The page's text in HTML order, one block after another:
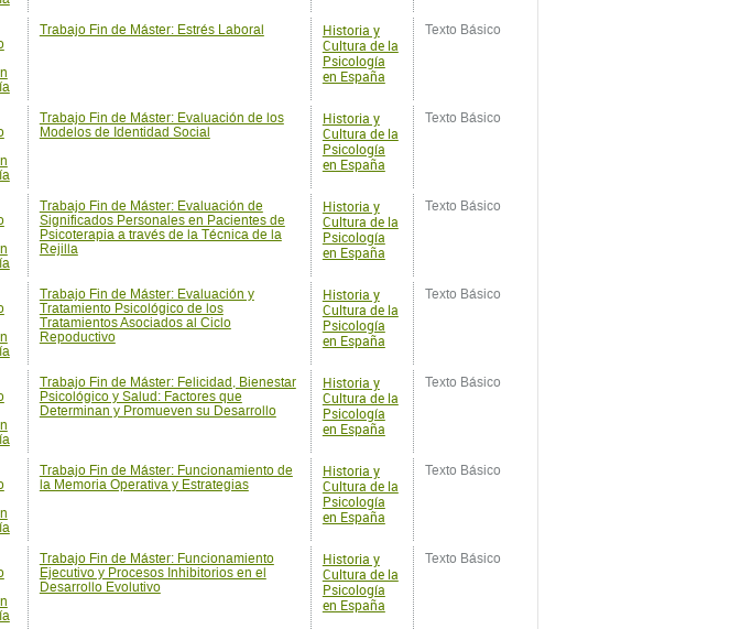
Trabajo Fin de Máster: Evaluación de los
Modelos de Identidad Social
Cultura de la
Psicología
en España
Texto Básico
Trabajo Fin de Máster: Evaluación de
Significados Personales en Pacientes de
Psicoterapia a través de la Técnica de la
Cultura de la
Psicología
en España
Texto Básico
Trabajo Fin de Máster: Evaluación y
Tratamiento Psicológico de los
Tratamientos Asociados al Ciclo
Repoductivo
Cultura de la
Psicología
en España
Texto Básico
Trabajo Fin de Máster: Felicidad, Bienestar
Psicológico y Salud: Factores que
Determinan y Promueven su Desarrollo
Cultura de la
Psicología
en España
Texto Básico
Trabajo Fin de Máster: Funcionamiento de
la Memoria Operativa y Estrategias
Cultura de la
Psicología
en España
Texto Básico
Trabajo Fin de Máster: Funcionamiento
Ejecutivo y Procesos Inhibitorios en el
Desarrollo Evolutivo
Cultura de la
Psicología
en España
Texto Básico
Trabajo Fin de Máster: Funciones
Ejecutivas y Procesos de Actualización de
la Memoria Operativa
Cultura de la
Psicología
en España
Texto Básico